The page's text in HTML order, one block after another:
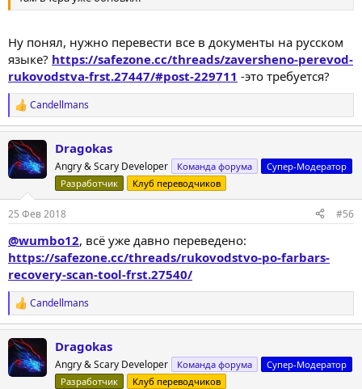
Ну понял, нужно перевести все в документы на русском
языке? https://safezone.cc/threads/zaversheno-perevod-
rukovodstva-frst.27447/#post-229711 -это требуется?
Р
е
а
к
ц
и
:
Candellmans
Dragokas
Angry & Scary Developer Команда форума
Супер-Модератор
Разработчик
Клуб переводчиков
25 Фев 2018 #56
@wumbo12, всё уже давно переведено:
https://safezone.cc/threads/rukovodstvo-po-farbars-
recovery-scan-tool-frst.27540/
Р
е
а
к
ц
и
Candellmans
Dragokas
Angry & Scary Developer Команда форума
Супер-Модератор
Разработчик
Клуб переводчиков